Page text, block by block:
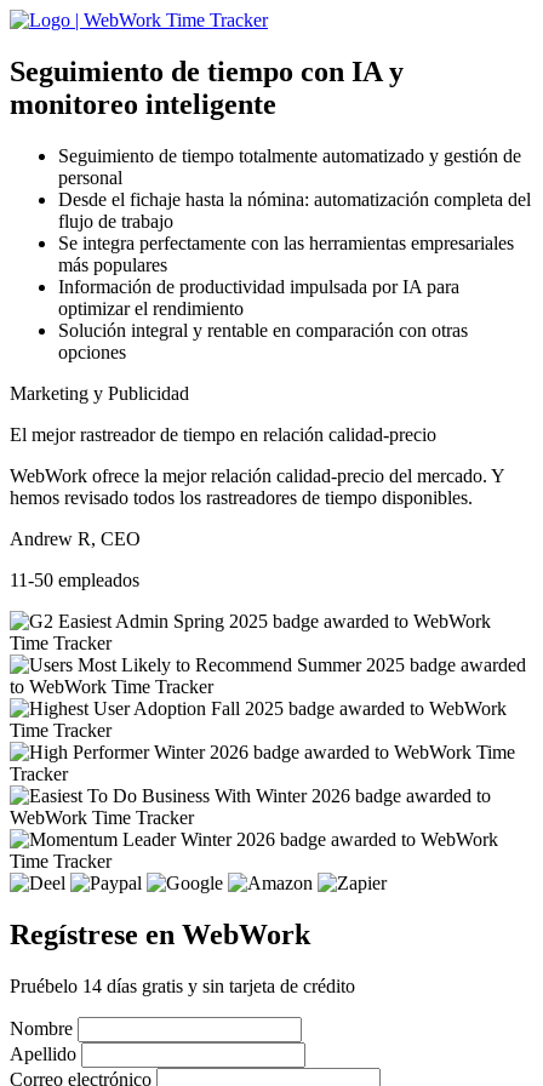
Seguimiento de tiempo con IA y
monitoreo inteligente
Seguimiento de tiempo totalmente automatizado y gestión de
personal
Desde el fichaje hasta la nómina: automatización completa del
flujo de trabajo
Se integra perfectamente con las herramientas empresariales
más populares
Información de productividad impulsada por IA para
optimizar el rendimiento
Solución integral y rentable en comparación con otras
opciones
Marketing y Publicidad
El mejor rastreador de tiempo en relación calidad-precio
WebWork ofrece la mejor relación calidad-precio del mercado. Y
hemos revisado todos los rastreadores de tiempo disponibles.
Andrew R, CEO
11-50 empleados
Regístrese en WebWork
Pruébelo 14 días gratis y sin tarjeta de crédito
Nombre
Apellido
Correo electrónico